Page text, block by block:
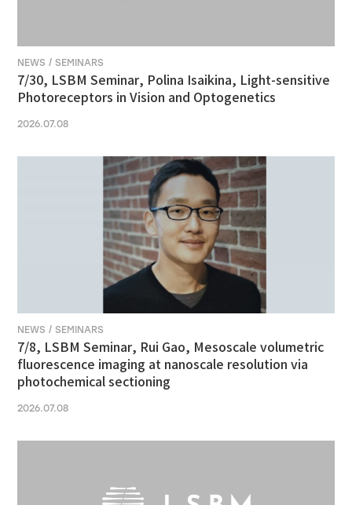
NEWS / SEMINARS
7/30, LSBM Seminar, Polina Isaikina, Light-sensitive
Photoreceptors in Vision and Optogenetics
2026.07.08
NEWS / SEMINARS
7/8, LSBM Seminar, Rui Gao, Mesoscale volumetric
fluorescence imaging at nanoscale resolution via
photochemical sectioning
2026.07.08